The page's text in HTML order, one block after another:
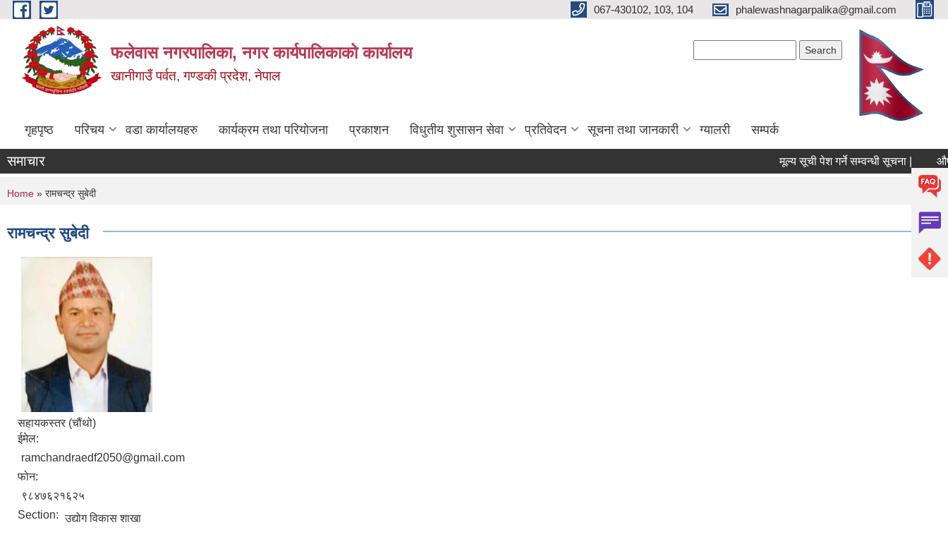
Skip to main content 067-430102, 103, 104 phalewashnagarpalika@gmail.com
फलेवास नगरपालिका, नगर कार्यपालिकाको कार्यालय
खानीगाउँ पर्वत, गण्डकी प्रदेश, नेपाल
गृहपृष्ठ परिचय वडा कार्यालयहरु कार्यक्रम तथा परियोजना प्रकाशन विधुतीय शुसासन सेवा प्रतिवेदन सूचना तथा जानकारी ग्यालरी सम्पर्क
समाचार मूल्य सूची पेश गर्ने सम्वन्धी सूचना |
You are here
Home » रामचन्द्र सुबेदी
रामचन्द्र सुबेदी
सहायकस्तर (चौंथो)
ईमेल:
ramchandraedf2050@gmail.com
फोन:
९८४७६२१६२५
Section: उद्योग विकास शाखा